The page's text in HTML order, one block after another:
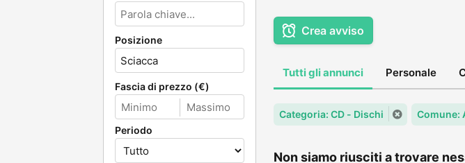
Posizione
Fascia di prezzo (€)
Periodo
Crea avviso
Tutti gli annunci Personale
Categoria: CD - Dischi Comune:
Non siamo riusciti a trovare